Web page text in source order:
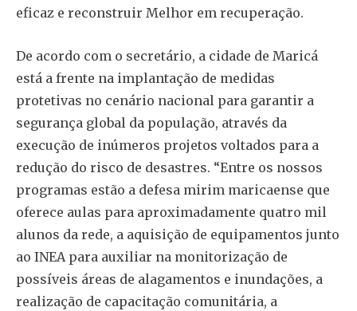
eficaz e reconstruir Melhor em recuperação.
De acordo com o secretário, a cidade de Maricá
está a frente na implantação de medidas
protetivas no cenário nacional para garantir a
segurança global da população, através da
execução de inúmeros projetos voltados para a
redução do risco de desastres. “Entre os nossos
programas estão a defesa mirim maricaense que
oferece aulas para aproximadamente quatro mil
alunos da rede, a aquisição de equipamentos junto
ao INEA para auxiliar na monitorização de
possíveis áreas de alagamentos e inundações, a
realização de capacitação comunitária, a